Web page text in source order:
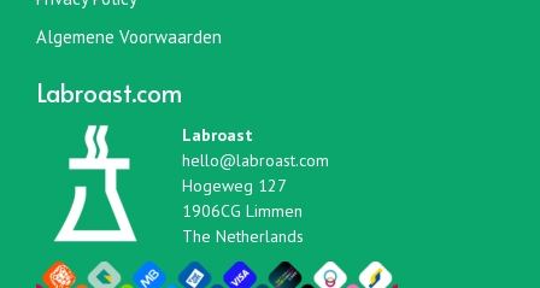
Algemene Voorwaarden
Labroast.com
Labroast
hello@labroast.com
Hogeweg 127
1906CG Limmen
The Netherlands